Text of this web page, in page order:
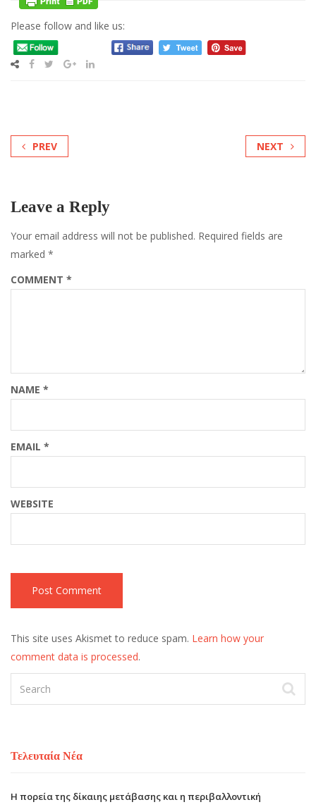
Please follow and like us:
PREV NEXT
Leave a Reply
Your email address will not be published. Required fields are
marked *
COMMENT *
NAME *
EMAIL *
WEBSITE
This site uses Akismet to reduce spam. Learn how your
comment data is processed.
Τελευταία Νέα
Η πορεία της δίκαιης μετάβασης και η περιβαλλοντική